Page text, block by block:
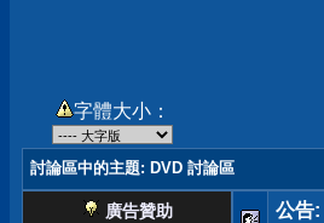
字體大小：
討論區中的主題: DVD 討論區
廣告贊助 公告: